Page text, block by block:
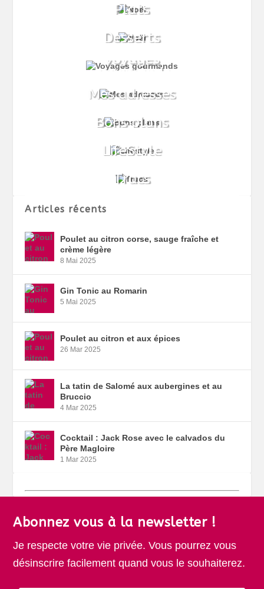
Articles récents
Poulet au citron corse, sauge fraîche et
crème légère
8 Mai 2025
Gin Tonic au Romarin
5 Mai 2025
Poulet au citron et aux épices
26 Mar 2025
La tatin de Salomé aux aubergines et au
Bruccio
4 Mar 2025
Cocktail : Jack Rose avec le calvados du
Père Magloire
1 Mar 2025
Abonnez vous à la newsletter !
Je respecte votre vie privée. Vous pourrez vous
désinscrire facilement quand vous le souhaiterez.